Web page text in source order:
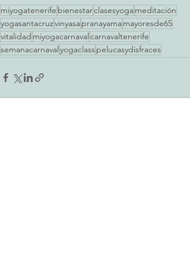
miyogatenerife bienestarclasesyogameditación
yogasantacruzvinyasapranayamamayoresde65
vitalidad miyogacarnavalcarnavaltenerife
semanacarnavalyogaclasspelucasydisfraces